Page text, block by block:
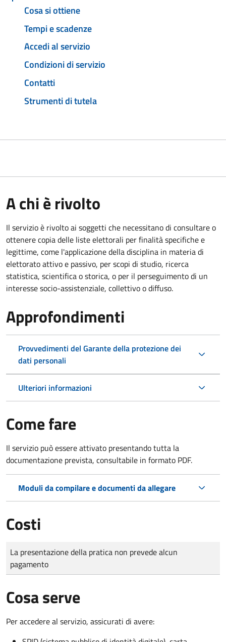
Cosa si ottiene
Tempi e scadenze
Accedi al servizio
Condizioni di servizio
Contatti
Strumenti di tutela
A chi è rivolto
Il servizio è rivolto ai soggetti che necessitano di consultare o
ottenere copia delle liste elettorali per finalità specifiche e
legittime, come l'applicazione della disciplina in materia di
elettorato attivo e passivo, per scopi di studio, ricerca
statistica, scientifica o storica, o per il perseguimento di un
interesse socio-assistenziale, collettivo o diffuso.
Approfondimenti
Provvedimenti del Garante della protezione dei
dati personali
Ulteriori informazioni
Come fare
Il servizio può essere attivato presentando tutta la
documentazione prevista, consultabile in formato PDF.
Moduli da compilare e documenti da allegare
Costi
Tipo di pagamento
Importo
La presentazione della pratica non prevede alcun
pagamento
Cosa serve
Per accedere al servizio, assicurati di avere: